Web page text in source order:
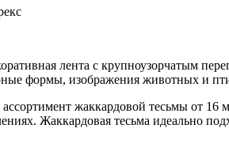
лента с крупноузорчатым
формы, изображения животных и
жаккардовой тесьмы от
Жаккардовая тесьма идеально